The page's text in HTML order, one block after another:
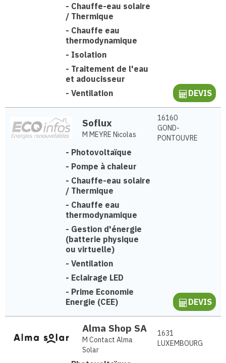
- Chauffe-eau solaire
/ Thermique
- Chauffe eau
thermodynamique
- Isolation
- Traitement de l'eau
et adoucisseur
- Ventilation DEVIS
Soflux
M MEYRE Nicolas
16160
GOND-
PONTOUVRE
- Photovoltaïque
- Pompe à chaleur
- Chauffe-eau solaire
/ Thermique
- Chauffe eau
thermodynamique
- Gestion d'énergie
(batterie physique
ou virtuelle)
- Ventilation
- Eclairage LED
- Prime Economie
Energie (CEE)
DEVIS
Alma Shop SA
M Contact Alma
Solar
1631
LUXEMBOURG